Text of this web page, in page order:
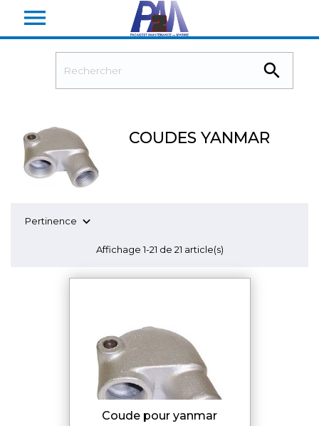


COUDES YANMAR
Pertinence 
Affichage 1-21 de 21 article(s)
coude pour yanmar